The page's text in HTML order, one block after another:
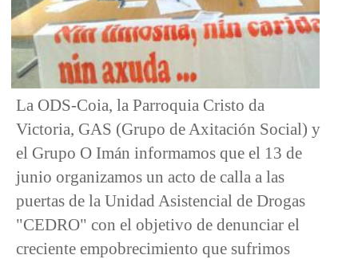
La ODS-Coia, la Parroquia Cristo da
Victoria, GAS (Grupo de Axitación Social) y
el Grupo O Imán informamos que el 13 de
junio organizamos un acto de calla a las
puertas de la Unidad Asistencial de Drogas
"CEDRO" con el objetivo de denunciar el
creciente empobrecimiento que sufrimos